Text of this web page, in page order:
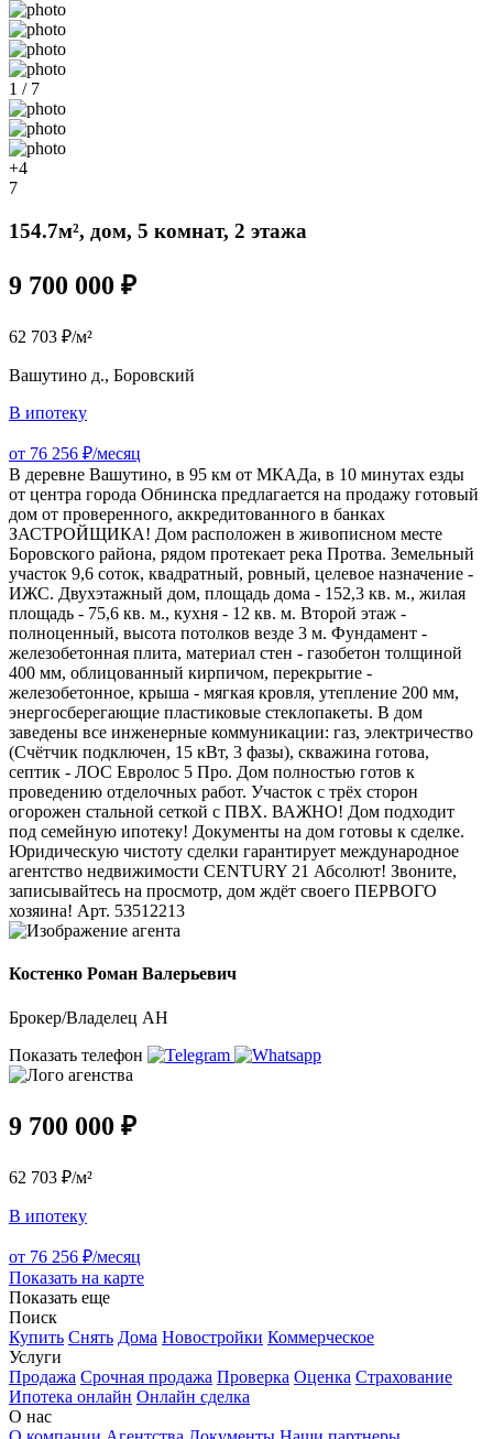
1 / 7
+4
7
154.7м², дом, 5 комнат, 2 этажа
9 700 000 ₽
62 703 ₽/м²
Вашутино д., Боровский
В ипотеку
от 76 256 ₽/месяц
В деревне Вашутино, в 95 км от МКАДа, в 10 минутах езды
от центра города Обнинска предлагается на продажу готовый
дом от проверенного, аккредитованного в банках
ЗАСТРОЙЩИКА! Дом расположен в живописном месте
Боровского района, рядом протекает река Протва. Земельный
участок 9,6 соток, квадратный, ровный, целевое назначение -
ИЖС. Двухэтажный дом, площадь дома - 152,3 кв. м., жилая
площадь - 75,6 кв. м., кухня - 12 кв. м. Второй этаж -
полноценный, высота потолков везде 3 м. Фундамент -
железобетонная плита, материал стен - газобетон толщиной
400 мм, облицованный кирпичом, перекрытие -
железобетонное, крыша - мягкая кровля, утепление 200 мм,
энергосберегающие пластиковые стеклопакеты. В дом
заведены все инженерные коммуникации: газ, электричество
(Счётчик подключен, 15 кВт, 3 фазы), скважина готова,
септик - ЛОС Евролос 5 Про. Дом полностью готов к
проведению отделочных работ. Участок с трёх сторон
огорожен стальной сеткой с ПВХ. ВАЖНО! Дом подходит
под семейную ипотеку! Документы на дом готовы к сделке.
Юридическую чистоту сделки гарантирует международное
агентство недвижимости CENTURY 21 Абсолют! Звоните,
записывайтесь на просмотр, дом ждёт своего ПЕРВОГО
хозяина! Арт. 53512213
Костенко Роман Валерьевич
Брокер/Владелец АН
Показать телефон
9 700 000 ₽
62 703 ₽/м²
В ипотеку
от 76 256 ₽/месяц
Показать на карте
Показать еще
Поиск
Купить Снять Дома Новостройки Коммерческое
Услуги
Продажа Срочная продажа Проверка Оценка Страхование
Ипотека онлайн Онлайн сделка
О нас